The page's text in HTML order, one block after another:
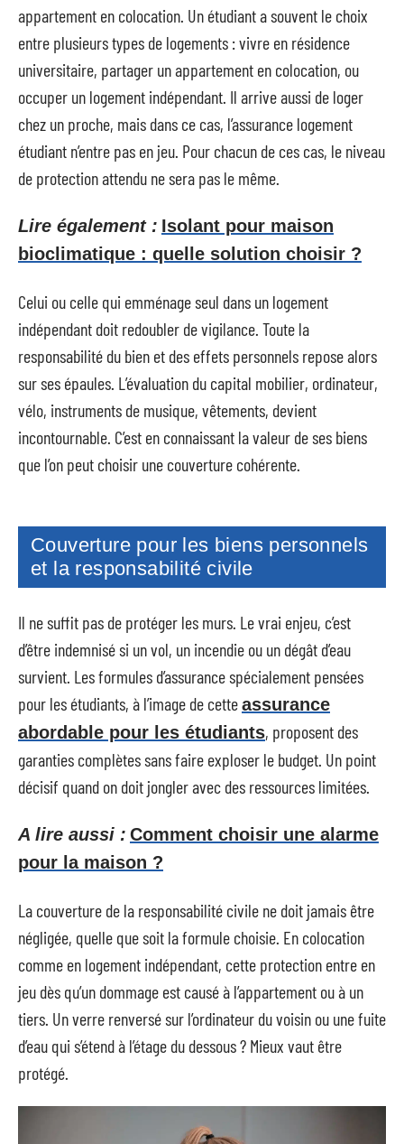
appartement en colocation. Un étudiant a souvent le choix
entre plusieurs types de logements : vivre en résidence
universitaire, partager un appartement en colocation, ou
occuper un logement indépendant. Il arrive aussi de loger
chez un proche, mais dans ce cas, l’assurance logement
étudiant n’entre pas en jeu. Pour chacun de ces cas, le niveau
de protection attendu ne sera pas le même.
Lire également : Isolant pour maison
bioclimatique : quelle solution choisir ?
Celui ou celle qui emménage seul dans un logement
indépendant doit redoubler de vigilance. Toute la
responsabilité du bien et des effets personnels repose alors
sur ses épaules. L’évaluation du capital mobilier, ordinateur,
vélo, instruments de musique, vêtements, devient
incontournable. C’est en connaissant la valeur de ses biens
que l’on peut choisir une couverture cohérente.
Couverture pour les biens personnels
et la responsabilité civile
Il ne suffit pas de protéger les murs. Le vrai enjeu, c’est
d’être indemnisé si un vol, un incendie ou un dégât d’eau
survient. Les formules d’assurance spécialement pensées
pour les étudiants, à l’image de cetteassurance
abordable pour les étudiants, proposent des
garanties complètes sans faire exploser le budget. Un point
décisif quand on doit jongler avec des ressources limitées.
A lire aussi : Comment choisir une alarme
pour la maison ?
La couverture de la responsabilité civile ne doit jamais être
négligée, quelle que soit la formule choisie. En colocation
comme en logement indépendant, cette protection entre en
jeu dès qu’un dommage est causé à l’appartement ou à un
tiers. Un verre renversé sur l’ordinateur du voisin ou une fuite
d’eau qui s’étend à l’étage du dessous ? Mieux vaut être
protégé.